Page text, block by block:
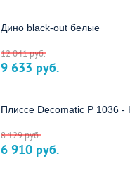
Дино black-out белые
12 041руб.
9 633 руб.
Плиссе Decomatiс P 1036 -
8 129руб.
6 910 руб.